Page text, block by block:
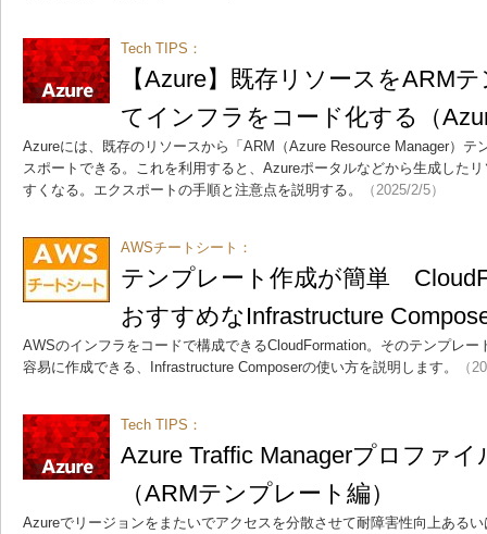
Tech TIPS：
【Azure】既存リソースをARM
てインフラをコード化する（
Azureには、既存のリソースから「ARM（Azure Resource Manager）テ
スポートできる。これを利用すると、Azureポータルなどから生成した
すくなる。エクスポートの手順と注意点を説明する。
（2025/2/5）
AWSチートシート：
テンプレート作成が簡単
おすすめなInfrastructure
AWSのインフラをコードで構成できるCloudFormation。そのテンプレ
容易に作成できる、Infrastructure Composerの使い方を説明します。
（
Tech TIPS：
Azure Traffic Managerプロファ
（ARMテンプレート編）
Azureでリージョンをまたいでアクセスを分散させて耐障害性向上ある